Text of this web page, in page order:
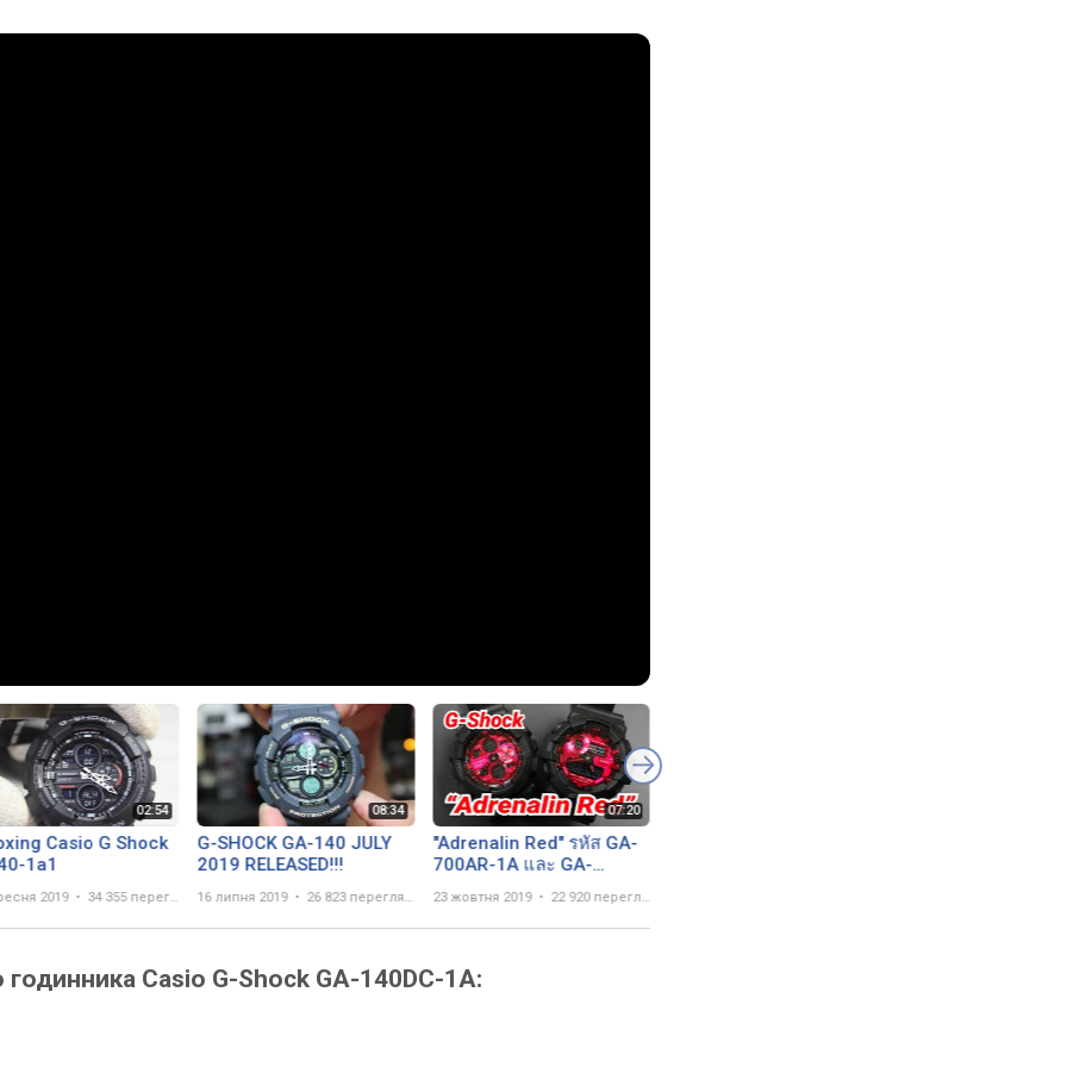
Casio G Shock
1a1
2019 34 355 переглядів
G-SHOCK GA-140 JULY
2019 RELEASED!!!
16 липня 2019 26 823 перегляда
"Adrenalin Red" รหัส GA-
700AR-1A และ GA-
แรง!! G-Shock รุ่นใหม่
ปี2019
23 жовтня 2019 22 920 переглядів
Casio G-Shock GA-140DC-1A: